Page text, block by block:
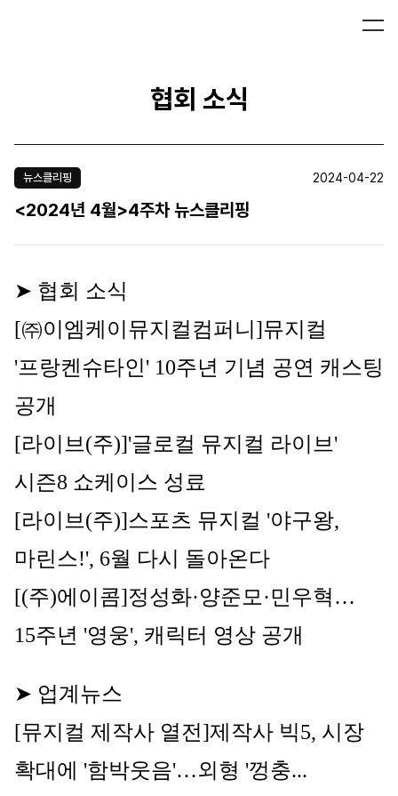
협회 소식
뉴스클리핑 2024-04-22
<2024년 4월>4주차 뉴스클리핑
➤ 협회 소식
[㈜이엠케이뮤지컬컴퍼니]뮤지컬
'프랑켄슈타인' 10주년 기념 공연 캐스팅
공개
[라이브(주)]'글로컬 뮤지컬 라이브'
시즌8 쇼케이스 성료
[라이브(주)]스포츠 뮤지컬 '야구왕,
마린스!', 6월 다시 돌아온다
[(주)에이콤]정성화·양준모·민우혁…
15주년 '영웅', 캐릭터 영상 공개
➤ 업계뉴스
[뮤지컬 제작사 열전]제작사 빅5, 시장
확대에 '함박웃음'…외형 '껑충...